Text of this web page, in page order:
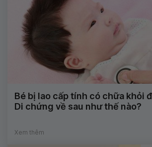
Bé bị lao cấp tính có chữa khỏi
Di chứng về sau như thế nào?
Xem thêm